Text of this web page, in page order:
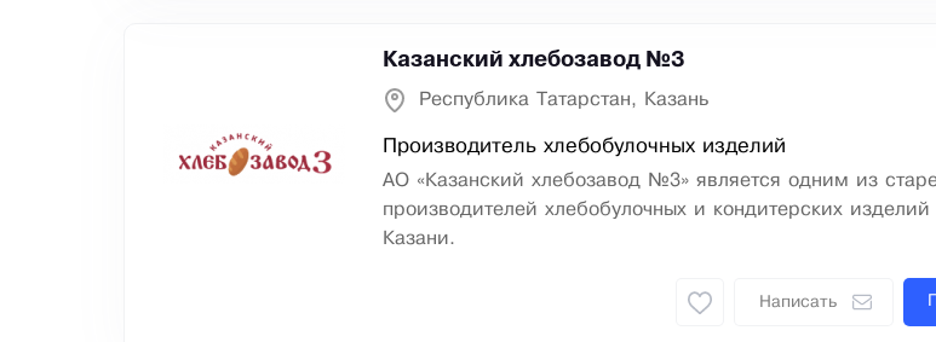
Казанский хлебозавод №3
Республика Татарстан, Казань
Производитель хлебобулочных изделий
АО «Казанский хлебозавод №3» является одним из
производителей хлебобулочных и кондитерских изделий
Казани.
Написать